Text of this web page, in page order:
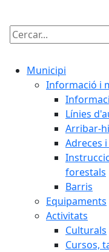
Cercar:
Municipi
Informació i
Línies
Arribar-
Adreces
forestals
Barris
Equipaments
Activitats
Culturals
Cursos,